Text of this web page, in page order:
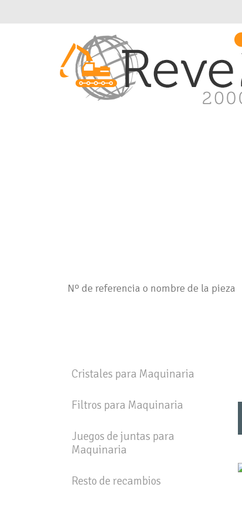
Cristales para Maquinaria
Filtros para Maquinaria
Juegos de juntas para
Maquinaria
Resto de recambios